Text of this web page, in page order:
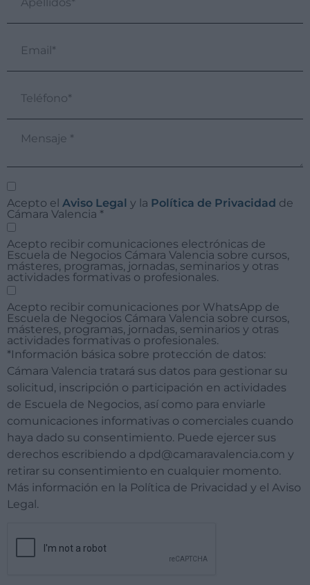
Acepto el Aviso Legal y la Política de Privacidad de
Cámara Valencia *
Acepto recibir comunicaciones electrónicas de
Escuela de Negocios Cámara Valencia sobre cursos,
másteres, programas, jornadas, seminarios y otras
actividades formativas o profesionales.
Acepto recibir comunicaciones por WhatsApp de
Escuela de Negocios Cámara Valencia sobre cursos,
másteres, programas, jornadas, seminarios y otras
actividades formativas o profesionales.
*Información básica sobre protección de datos:
Cámara Valencia tratará sus datos para gestionar su
solicitud, inscripción o participación en actividades
de Escuela de Negocios, así como para enviarle
comunicaciones informativas o comerciales cuando
haya dado su consentimiento. Puede ejercer sus
derechos escribiendo a dpd@camaravalencia.com y
retirar su consentimiento en cualquier momento.
Más información en la Política de Privacidad y el Aviso
Legal.